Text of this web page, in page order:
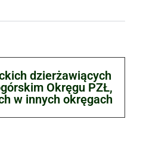
dzierżawiących
Okręgu PZŁ,
w innych okręgach